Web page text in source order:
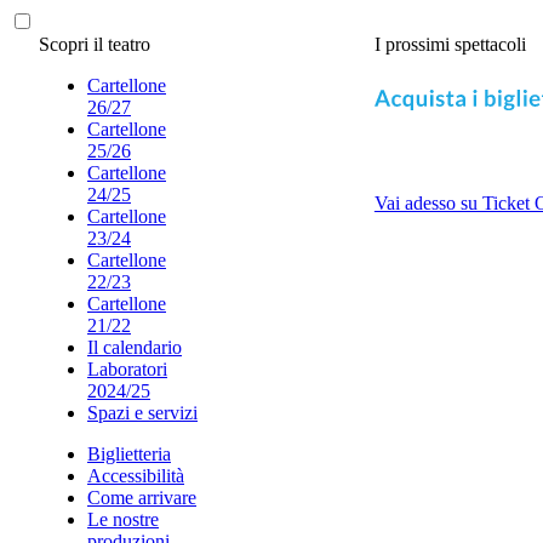
Scopri il teatro
Cartellone
26/27
Cartellone
25/26
Cartellone
24/25
Cartellone
23/24
Cartellone
22/23
Cartellone
21/22
Il calendario
Laboratori
2024/25
Spazi e servizi
Biglietteria
Accessibilità
Come arrivare
Le nostre
I prossimi spettacoli
Vai adesso su Ticket